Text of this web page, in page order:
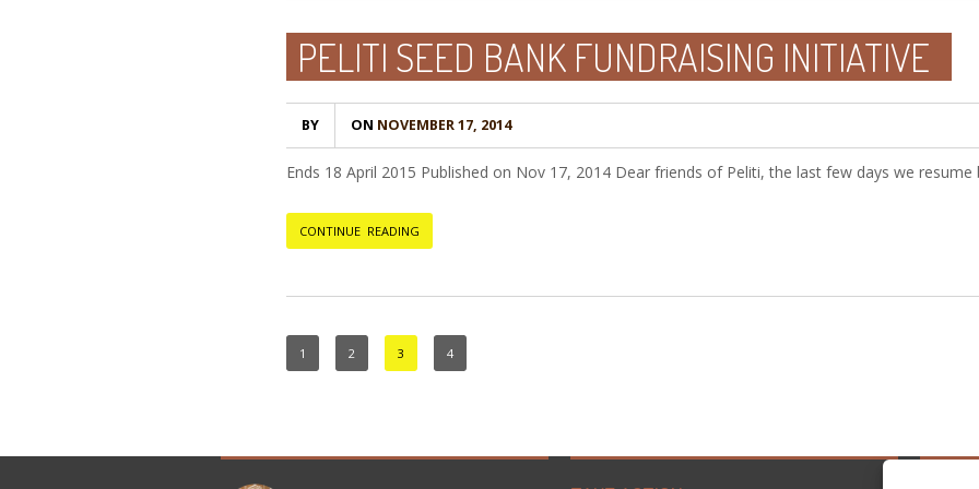
PELITI SEED BANK FUNDRAISING INITIATIVE
BY ON NOVEMBER 17, 2014
Ends 18 April 2015 Published on Nov 17, 2014 Dear friends of Peliti, the last few days we
CONTINUE READING
1 2 3 4